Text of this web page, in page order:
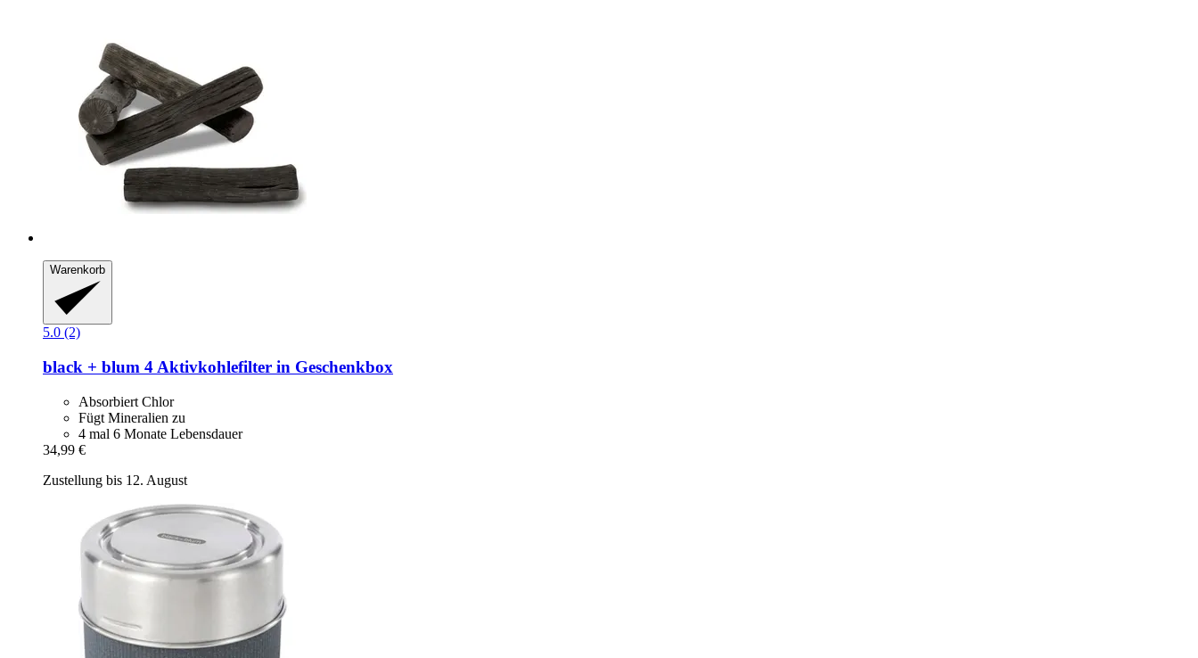
Warenkorb
5.0 (2)
black + blum 4 Aktivkohlefilter in Geschenkbox
Absorbiert Chlor
Fügt Mineralien zu
4 mal 6 Monate Lebensdauer
34,99 €
Zustellung bis 12. August